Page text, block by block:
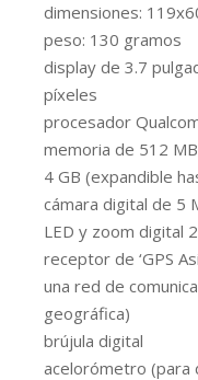
dimensiones:
peso: 130 gramos
display de 3.7
píxeles
procesador
memoria de 512
4 GB (expandible
cámara digital de 5
LED y zoom digital
receptor de ‘GPS
una red de
geográfica)
brújula digital
acelorómetro (para